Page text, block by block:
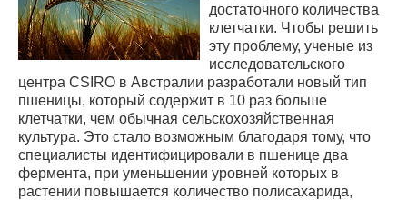
достаточного количества
клетчатки. Чтобы решить
эту проблему, ученые из
исследовательского
центра CSIRO в Австралии разработали новый тип
пшеницы, который содержит в 10 раз больше
клетчатки, чем обычная сельскохозяйственная
культура. Это стало возможным благодаря тому, что
специалисты идентифицировали в пшенице два
фермента, при уменьшении уровней которых в
растении повышается количество полисахарида,